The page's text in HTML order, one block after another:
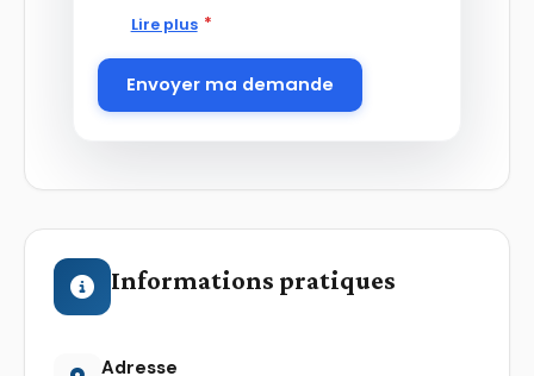
Lire plus *
Envoyer ma demande
Informations pratiques
Adresse